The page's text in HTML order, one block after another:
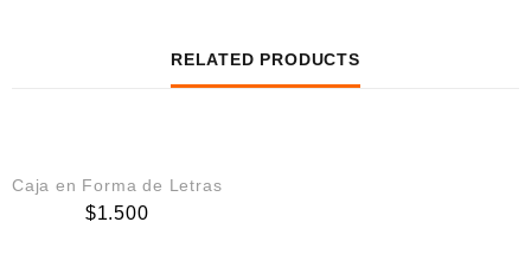
RELATED PRODUCTS
Caja en Forma de Letras
$1.500